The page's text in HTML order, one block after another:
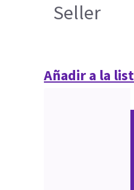
Seller
Añadir a la